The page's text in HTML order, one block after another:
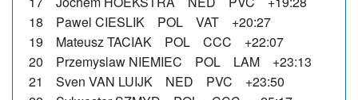
18 Pawel CIESLIK POL VAT +20:27
19 Mateusz TACIAK POL CCC +22:07
20 Przemyslaw NIEMIEC POL LAM +23:13
21 Sven VAN LUIJK NED PVC +23:50